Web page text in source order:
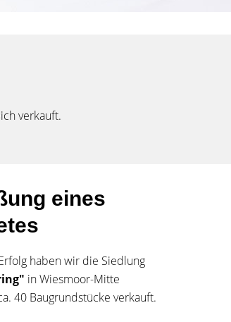
verkauft.
eines
haben wir die Siedlung
in Wiesmoor-Mitte
40 Baugrundstücke verkauft.